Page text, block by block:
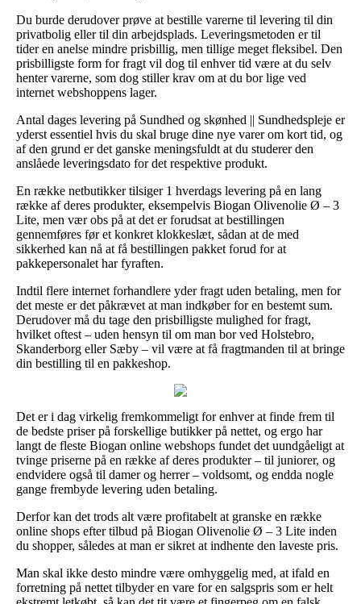
Du burde derudover prøve at bestille varerne til levering til din
privatbolig eller til din arbejdsplads. Leveringsmetoden er til
tider en anelse mindre prisbillig, men tillige meget fleksibel. Den
prisbilligste form for fragt vil dog til enhver tid være at du selv
henter varerne, som dog stiller krav om at du bor lige ved
internet webshoppens lager.
Antal dages levering på Sundhed og skønhed || Sundhedspleje er
yderst essentiel hvis du skal bruge dine nye varer om kort tid, og
af den grund er det ganske meningsfuldt at du studerer den
anslåede leveringsdato for det respektive produkt.
En række netbutikker tilsiger 1 hverdags levering på en lang
række af deres produkter, eksempelvis Biogan Olivenolie Ø – 3
Lite, men vær obs på at det er forudsat at bestillingen
gennemføres før et konkret klokkeslæt, sådan at de med
sikkerhed kan nå at få bestillingen pakket forud for at
pakkepersonalet har fyraften.
Indtil flere internet forhandlere yder fragt uden betaling, men for
det meste er det påkrævet at man indkøber for en bestemt sum.
Derudover må du tage den prisbilligste mulighed for fragt,
hvilket oftest – uden hensyn til om man bor ved Holstebro,
Skanderborg eller Sæby – vil være at få fragtmanden til at bringe
din bestilling til en pakkeshop.
Det er i dag virkelig fremkommeligt for enhver at finde frem til
de bedste priser på forskellige butikker på nettet, og ergo har
langt de fleste Biogan online webshops fundet det uundgåeligt at
tvinge priserne på en række af deres produkter – til juniorer, og
endvidere også til damer og herrer – voldsomt, og endda nogle
gange frembyde levering uden betaling.
Derfor kan det trods alt være profitabelt at granske en række
online shops efter tilbud på Biogan Olivenolie Ø – 3 Lite inden
du shopper, således at man er sikret at indhente den laveste pris.
Man skal ikke desto mindre være omhyggelig med, at ifald en
forretning på nettet tilbyder en vare for en salgspris som er helt